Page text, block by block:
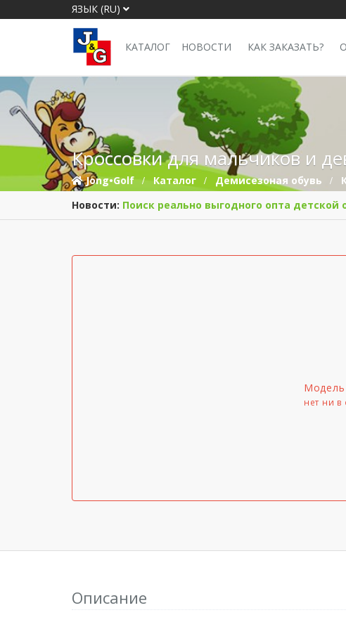
ЯЗЫК (RU)
КАТАЛОГ НОВОСТИ КАК ЗАКАЗАТЬ?
Кроссовки для мальчиков и
Jong•Golf Каталог Демисезоная обувь
Новости: Поиск реально выгодного опта детской
Модель
нет ни в
Описание